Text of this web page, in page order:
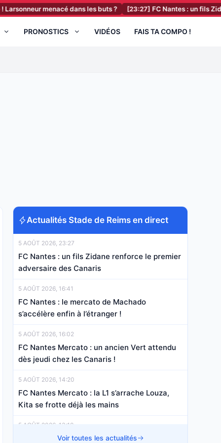
menacé dans les buts ? [23:27] FC Nantes : un fils Zidane
PRONOSTICS VIDÉOS FAIS TA COMPO !
Actualités Stade de Reims en direct
5 AOÛT 2026, 23:27
FC Nantes : un fils Zidane renforce le premier
adversaire des Canaris
5 AOÛT 2026, 16:41
FC Nantes : le mercato de Machado
s’accélère enfin à l’étranger !
5 AOÛT 2026, 16:02
FC Nantes Mercato : un ancien Vert attendu
dès jeudi chez les Canaris !
5 AOÛT 2026, 14:20
FC Nantes Mercato : la L1 s’arrache Louza,
Kita se frotte déjà les mains
5 AOÛT 2026, 13:10
FC Nantes Mercato : le retour de Sow pousse
Voir toutes les actualités